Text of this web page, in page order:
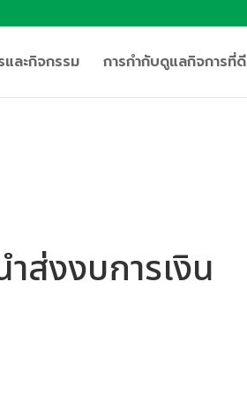
และกิจกรรม การกำกับดูแลกิจการที่ดี
ส่งงบการเงิน